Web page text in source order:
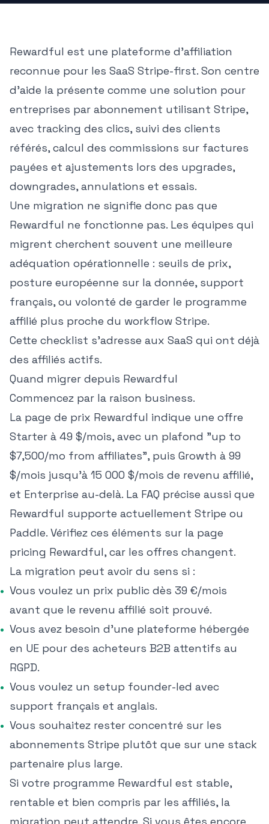
Rewardful est une plateforme d'affiliation
reconnue pour les SaaS Stripe-first. Son centre
d'aide la présente comme une solution pour
entreprises par abonnement utilisant Stripe,
avec tracking des clics, suivi des clients
référés, calcul des commissions sur factures
payées et ajustements lors des upgrades,
downgrades, annulations et essais.
Une migration ne signifie donc pas que
Rewardful ne fonctionne pas. Les équipes qui
migrent cherchent souvent une meilleure
adéquation opérationnelle : seuils de prix,
posture européenne sur la donnée, support
français, ou volonté de garder le programme
affilié plus proche du workflow Stripe.
Cette checklist s'adresse aux SaaS qui ont déjà
des affiliés actifs.
Quand migrer depuis Rewardful
Commencez par la raison business.
La page de prix Rewardful indique une offre
Starter à 49 $/mois, avec un plafond "up to
$7,500/mo from affiliates", puis Growth à 99
$/mois jusqu'à 15 000 $/mois de revenu affilié,
et Enterprise au-delà. La FAQ précise aussi que
Rewardful supporte actuellement Stripe ou
Paddle. Vérifiez ces éléments sur la page
pricing Rewardful, car les offres changent.
La migration peut avoir du sens si :
Vous voulez un prix public dès 39 €/mois
avant que le revenu affilié soit prouvé.
Vous avez besoin d'une plateforme hébergée
en UE pour des acheteurs B2B attentifs au
RGPD.
Vous voulez un setup founder-led avec
support français et anglais.
Vous souhaitez rester concentré sur les
abonnements Stripe plutôt que sur une stack
partenaire plus large.
Si votre programme Rewardful est stable,
rentable et bien compris par les affiliés, la